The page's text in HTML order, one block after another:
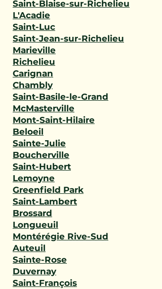
Saint-Blaise-sur-Richelieu
L'Acadie
Saint-Luc
Saint-Jean-sur-Richelieu
Marieville
Richelieu
Carignan
Chambly
Saint-Basile-le-Grand
McMasterville
Mont-Saint-Hilaire
Beloeil
Sainte-Julie
Boucherville
Saint-Hubert
Lemoyne
Greenfield Park
Saint-Lambert
Brossard
Longueuil
Montérégie Rive-Sud
Auteuil
Sainte-Rose
Duvernay
Saint-François